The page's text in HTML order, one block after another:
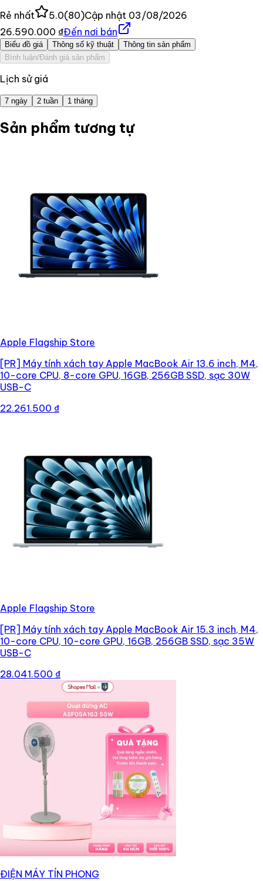
Rẻ nhất 5.0(80)Cập nhật 03/08/2026
26.590.000 ₫Đến nơi bán
Biểu đồ giá Thông số kỹ thuật
Thông tin sản phẩm
Bình luận/Đánh giá sản phẩm
Lịch sử giá
7 ngày 2 tuần 1 tháng
Sản phẩm tương tự
Apple Flagship Store
[PR] Máy tính xách tay Apple MacBook Air 13.6 inch, M4,
10-core CPU, 8-core GPU, 16GB, 256GB SSD, sạc 30W
USB-C
22.261.500 ₫
Apple Flagship Store
[PR] Máy tính xách tay Apple MacBook Air 15.3 inch, M4,
10-core CPU, 10-core GPU, 16GB, 256GB SSD, sạc 35W
USB-C
28.041.500 ₫
ĐIỆN MÁY TÍN PHONG